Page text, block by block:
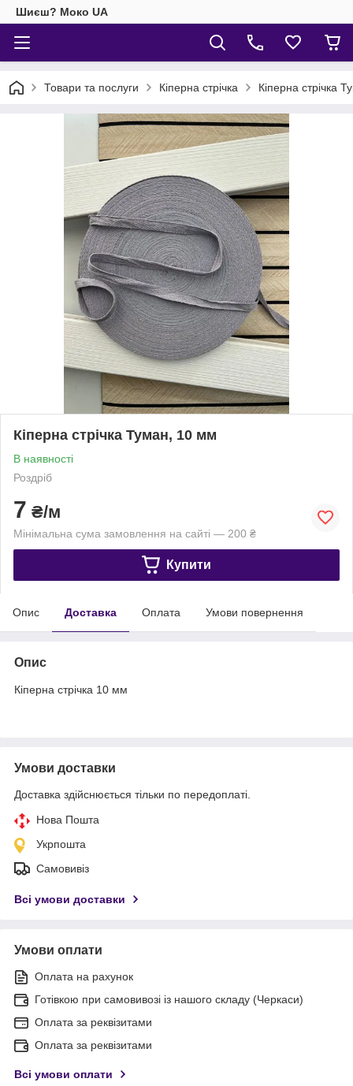
Шиєш? Моко UA
Товари та послуги Кіперна стрічка Кіперна стрічка
Кіперна стрічка Туман, 10 мм
В наявності
Роздріб
7 ₴/м
Мінімальна сума замовлення на сайті — 200 ₴
Купити
Опис Доставка Оплата Умови повернення
Опис
Кіперна стрічка 10 мм
Умови доставки
Доставка здійснюється тільки по передоплаті.
Нова Пошта
Укрпошта
Самовивіз
Всі умови доставки
Умови оплати
Оплата на рахунок
Готівкою при самовивозі із нашого складу (Черкаси)
Оплата за реквізитами
Оплата за реквізитами
Всі умови оплати